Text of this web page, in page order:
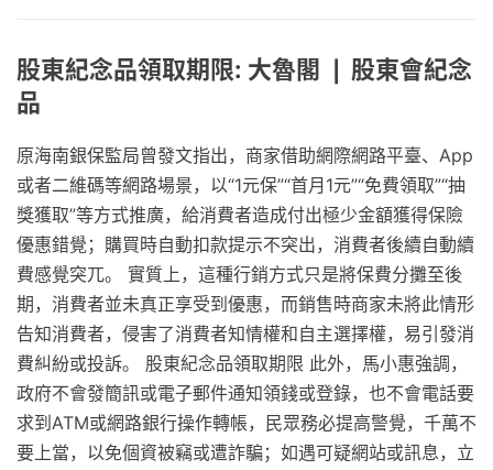
股東紀念品領取期限: 大魯閣 ❘ 股東會紀念
品
原海南銀保監局曾發文指出，商家借助網際網路平臺、App
或者二維碼等網路場景，以“1元保”“首月1元”“免費領取”“抽
獎獲取”等方式推廣，給消費者造成付出極少金額獲得保險
優惠錯覺；購買時自動扣款提示不突出，消費者後續自動續
費感覺突兀。 實質上，這種行銷方式只是將保費分攤至後
期，消費者並未真正享受到優惠，而銷售時商家未將此情形
告知消費者，侵害了消費者知情權和自主選擇權，易引發消
費糾紛或投訴。 股東紀念品領取期限 此外，馬小惠強調，
政府不會發簡訊或電子郵件通知領錢或登錄，也不會電話要
求到ATM或網路銀行操作轉帳，民眾務必提高警覺，千萬不
要上當，以免個資被竊或遭詐騙；如遇可疑網站或訊息，立